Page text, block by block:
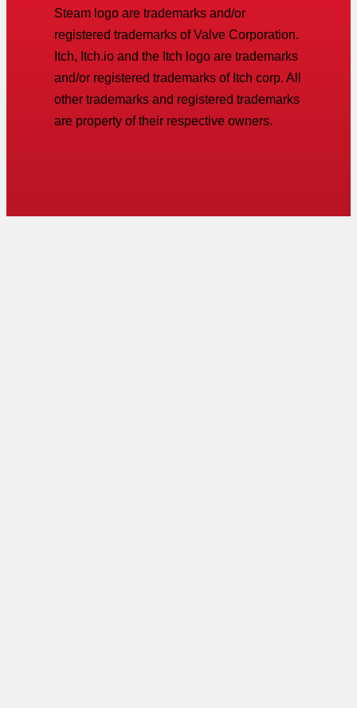
Steam logo are trademarks and/or
registered trademarks of Valve Corporation.
Itch, Itch.io and the Itch logo are trademarks
and/or registered trademarks of Itch corp. All
other trademarks and registered trademarks
are property of their respective owners.